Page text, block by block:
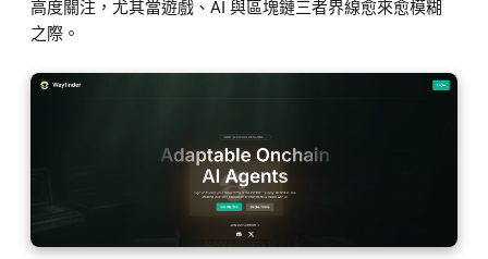
高度關注，尤其當遊戲、AI 與區塊鏈三者界線愈來愈模糊
之際。